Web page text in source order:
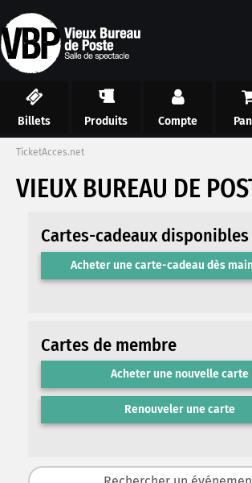
Billets Produits Compte
TicketAcces.net
VIEUX BUREAU DE
Cartes-cadeaux disponibles
Acheter une carte-cadeau dès
Cartes de membre
Acheter une nouvelle carte
Renouveler une carte